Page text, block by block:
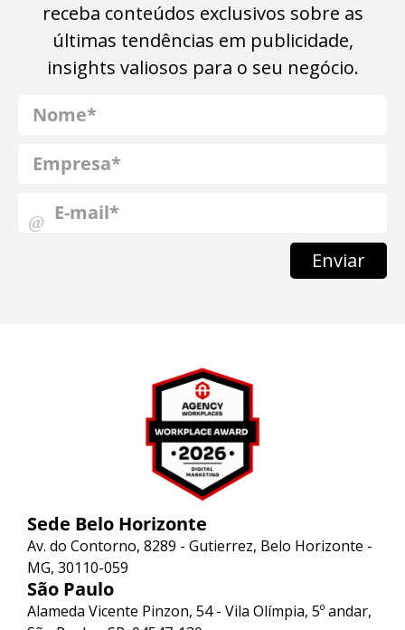
receba conteúdos exclusivos sobre as
últimas tendências em publicidade,
insights valiosos para o seu negócio.
Enviar
Sede Belo Horizonte
Av. do Contorno, 8289 - Gutierrez, Belo Horizonte -
MG, 30110-059
São Paulo
Alameda Vicente Pinzon, 54 - Vila Olímpia, 5º andar,